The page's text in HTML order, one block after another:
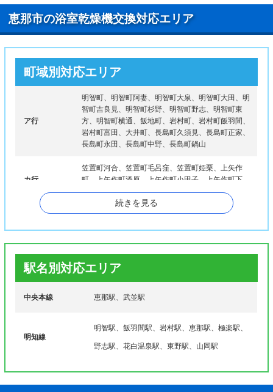
恵那市の浴室乾燥機交換対応エリア
町域別対応エリア
ア行
明智町、明智町阿妻、明智町大泉、明智町大田、明
智町吉良見、明智町杉野、明智町野志、明智町東
方、明智町横通、飯地町、岩村町、岩村町飯羽間、
岩村町富田、大井町、長島町久須見、長島町正家、
長島町永田、長島町中野、長島町鍋山
カ行
笠置町河合、笠置町毛呂窪、笠置町姫栗、上矢作
町、上矢作町漆原、上矢作町小田子、上矢作町下、
串原
武並町新竹折、武並町竹折、武並町藤
ハ行 東野
田、山岡町原
続きを見る
駅名別対応エリア
中央本線 恵那駅、武並駅
明知線
明智駅、飯羽間駅、岩村駅、恵那駅、極楽駅、
野志駅、花白温泉駅、東野駅、山岡駅